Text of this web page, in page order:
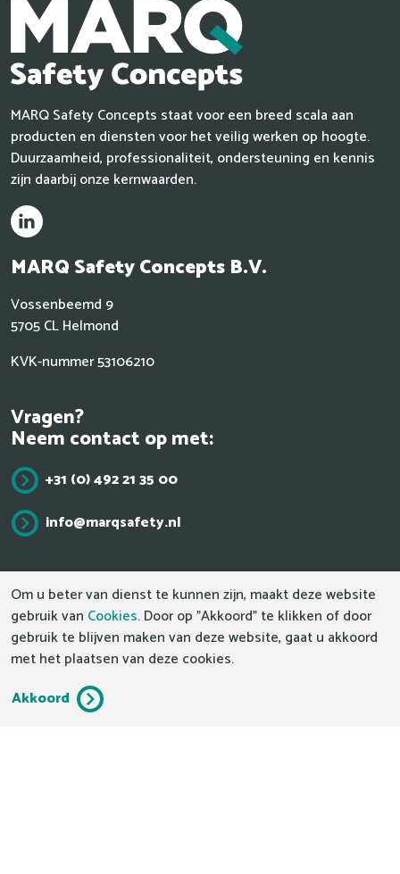
MARQ Safety Concepts staat voor een breed scala aan
producten en diensten voor het veilig werken op hoogte.
Duurzaamheid, professionaliteit, ondersteuning en kennis
zijn daarbij onze kernwaarden.
MARQSafety Concepts B.V.
Vossenbeemd 9
5705 CL Helmond
KVK-nummer 53106210
Vragen?
Neem contact op met:
+31 (0) 492 21 35 00
info@marqsafety.nl
De absolute top in veiligheid.
Disclaimer & Privacy
Beleidsverklaring
Om u beter van dienst te kunnen zijn, maakt deze website
gebruik van Cookies. Door op "Akkoord" te klikken of door
gebruik te blijven maken van deze website, gaat u akkoord
met het plaatsen van deze cookies.
Akkoord